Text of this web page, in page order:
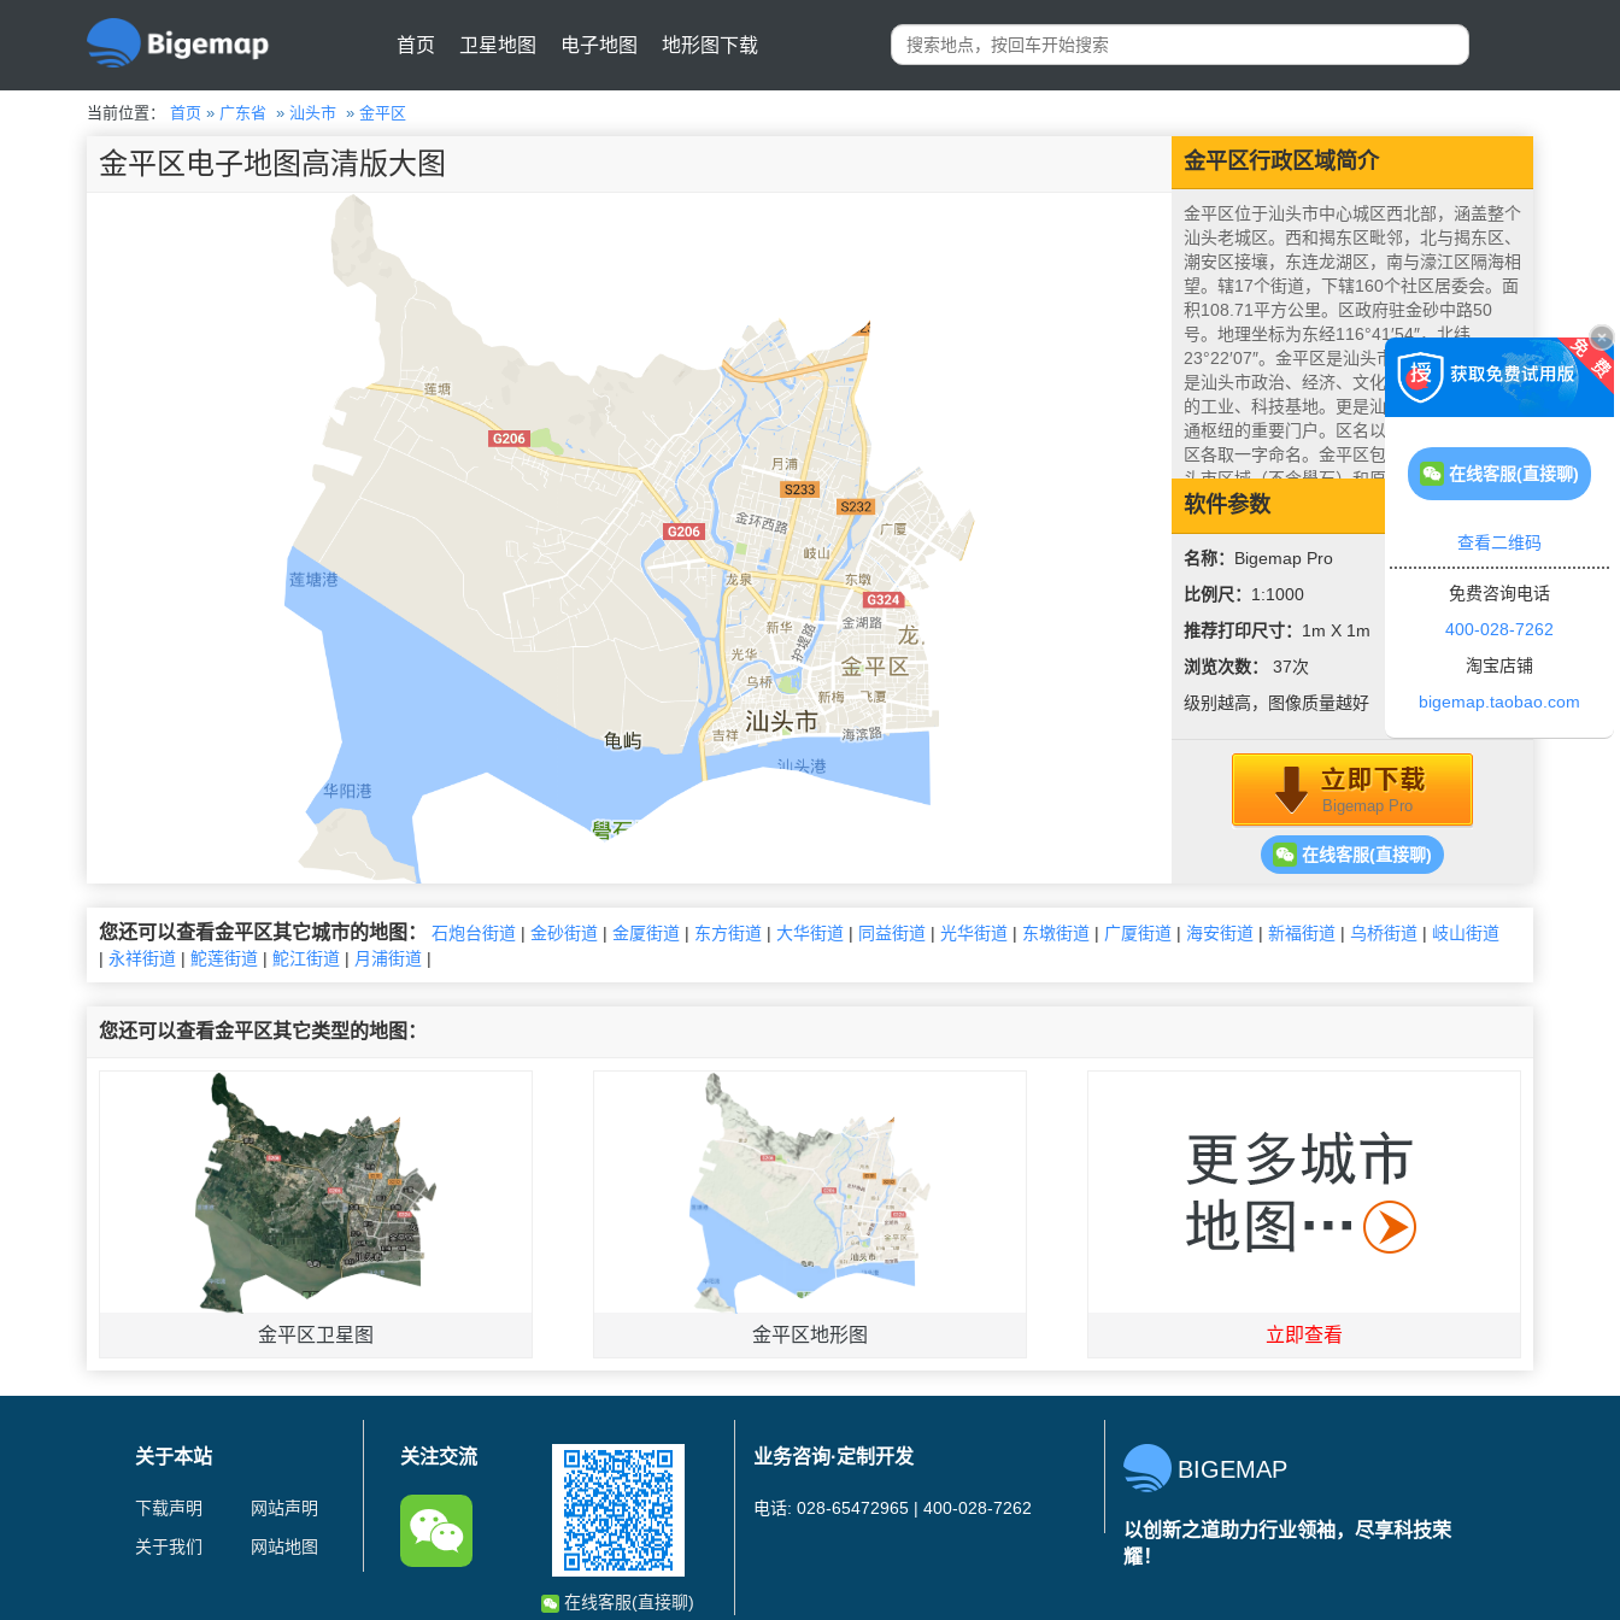
首页 卫星地图 电子地图 地形图下载
当前位置： 首页 » 广东省 » 汕头市 » 金平区
金平区行政区域简介
金平区位于汕头市中心城区西北部，涵盖整个
汕头老城区。西和揭东区毗邻，北与揭东区、
潮安区接壤，东连龙湖区，南与濠江区隔海相
望。辖17个街道，下辖160个社区居委会。面
积108.71平方公里。区政府驻金砂中路50
号。地理坐标为东经116°41′54″，北纬
23°22′07″。金平区是汕头市政府所在地，也
是汕头市政治、经济、文化、商业中心和重要
的工业、科技基地。更是汕头经济特区水陆交
通枢纽的重要门户。区名以原来金园区、升平
区各取一字命名。金平区包括解放初期整个汕
头市区域（不含礐石）和原澄海县的鮀浦区、
下蓬区的部分区域。 2013年金平区下辖17
319.85亿元。
软件参数
名称： Bigemap Pro
比例尺： 1:1000
推荐打印尺寸： 1m X 1m
浏览次数： 37次
级别越高，图像质量越好
Bigemap Pro
在线客服(直接聊)
金平区电子地图高清版大图
您还可以查看金平区其它城市的地图： 石炮台街道 | 金砂街道 | 金厦街道 | 东方街道 | 大华街道 | 同益街道 | 光华街道 | 东墩街道 | 广厦街道 | 海安街道 | 新福街道 | 乌桥街道 | 岐山街道
| 永祥街道 | 鮀莲街道 | 鮀江街道 | 月浦街道 |
您还可以查看金平区其它类型的地图：
金平区卫星图 金平区地形图 立即查看
关于本站
下载声明
网站声明
关于我们
网站地图
关注交流
在线客服(直接聊)
业务咨询·定制开发
电话: 028-65472965 | 400-028-7262
BIGEMAP
以创新之道助力行业领袖，尽享科技荣
耀！
在线客服(直接聊)
查看二维码
免费咨询电话
400-028-7262
淘宝店铺
bigemap.taobao.com